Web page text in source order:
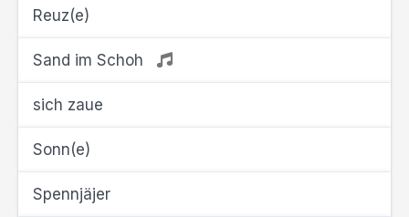
Reuz(e)
Sand im Schoh
sich zaue
Sonn(e)
Spennjäjer